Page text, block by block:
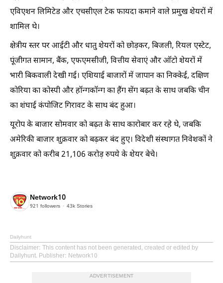
एविएशन लिमिटेड और एचसीएल टेक फायदा कमाने वाले प्रमुख शेयरों में
शामिल थे।
क्षेत्रीय स्तर पर आईटी और धातु शेयरों को छोड़कर, बिजली, रियल एस्टेट,
पूंजीगत सामान, बैंक, एफएमसीजी, वित्तीय सेवाएं और ऑटो शेयरों में
भारी बिकवाली देखी गई। एशियाई बाजारों में जापान का निक्केई, दक्षिण
कोरिया का कोस्पी और हॉन्गकॉन्ग का हैंग सेंग बढ़त के साथ जबकि चीन
का शंघाई कंपोजिट गिरावट के साथ बंद हुआ।
यूरोप के बाजार सोमवार को बढ़त के साथ कारोबार कर रहे थे, जबकि
अमेरिकी बाजार शुक्रवार को बढ़कर बंद हुए। विदेशी संस्थागत निवेशकों ने
शुक्रवार को करीब 21,106 करोड़ रुपये के शेयर बेचे।
Network10
921 followers 43k Stories
Dailyhunt
Disclaimer: This content has not been generated, created or edited by
Dailyhunt. Publisher: Network10
ADVERTISEMENT